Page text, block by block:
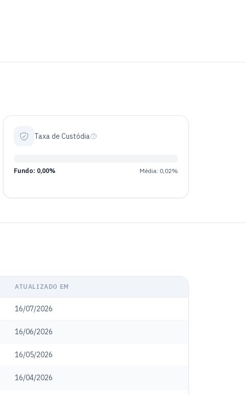
Taxa de Custódia
Fundo: 0,00% Média: 0,02%
ATUALIZADO EM
16/07/2026
16/06/2026
16/05/2026
16/04/2026